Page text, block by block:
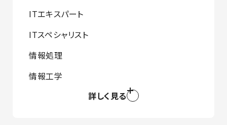
ITエキスパート
ITスペシャリスト
情報処理
情報工学
詳しく見る